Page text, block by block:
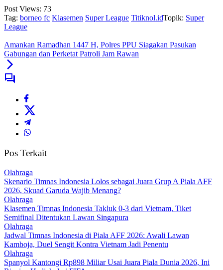
Post Views: 73
Tag: borneo fc Klasemen Super League Titiknol.idTopik: Super
League
Amankan Ramadhan 1447 H, Polres PPU Siagakan Pasukan
Gabungan dan Perketat Patroli Jam Rawan
Pos Terkait
Olahraga
Skenario Timnas Indonesia Lolos sebagai Juara Grup A Piala AFF
2026, Skuad Garuda Wajib Menang?
Olahraga
Klasemen Timnas Indonesia Takluk 0-3 dari Vietnam, Tiket
Semifinal Ditentukan Lawan Singapura
Olahraga
Jadwal Timnas Indonesia di Piala AFF 2026: Awali Lawan
Kamboja, Duel Sengit Kontra Vietnam Jadi Penentu
Olahraga
Spanyol Kantongi Rp898 Miliar Usai Juara Piala Dunia 2026, Ini